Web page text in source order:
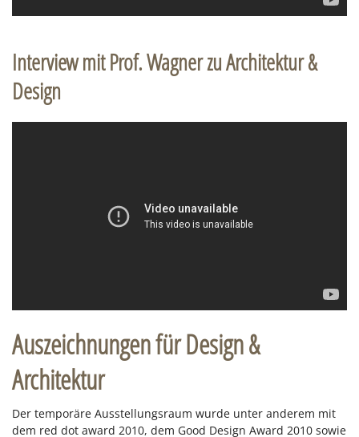
Interview mit Prof. Wagner zu Architektur &
Design
Auszeichnungen für Design &
Architektur
Der temporäre Ausstellungsraum wurde unter anderem mit
dem red dot award 2010, dem Good Design Award 2010 sowie